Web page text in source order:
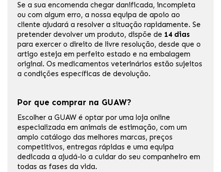
Se a sua encomenda chegar danificada, incompleta
ou com algum erro, a nossa equipa de apoio ao
cliente ajudará a resolver a situação rapidamente. Se
pretender devolver um produto, dispõe de 14 dias
para exercer o direito de livre resolução, desde que o
artigo esteja em perfeito estado e na embalagem
original. Os medicamentos veterinários estão sujeitos
a condições específicas de devolução.
Por que comprar na GUAW?
Escolher a GUAW é optar por uma loja online
especializada em animais de estimação, com um
amplo catálogo das melhores marcas, preços
competitivos, entregas rápidas e uma equipa
dedicada a ajudá-lo a cuidar do seu companheiro em
todas as fases da vida.